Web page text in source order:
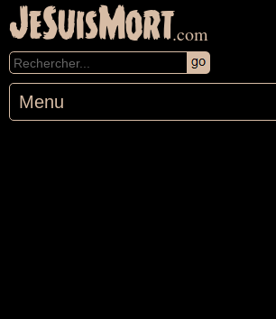
JeSuisMort.com
Menu